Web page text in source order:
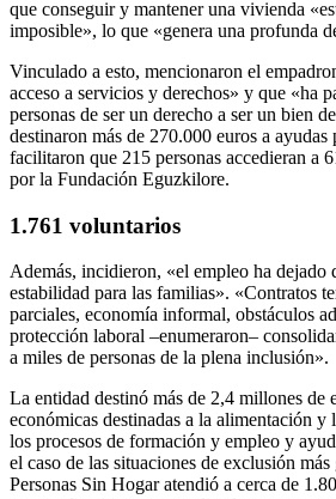
que conseguir y mantener una vivienda
imposible», lo que «genera una profunda
Vinculado a esto, mencionaron el
acceso a servicios y derechos» y que «ha
personas de ser un derecho a ser un bien
destinaron más de 270.000 euros a
facilitaron que 215 personas accedieran a
por la Fundación Eguzkilore.
1.761 voluntarios
Además, incidieron, «el empleo ha dejado
estabilidad para las familias». «Contratos
parciales, economía informal, obstáculos
protección laboral –enumeraron–
a miles de personas de la plena inclusión».
La entidad destinó más de 2,4 millones de
económicas destinadas a la alimentación y
los procesos de formación y empleo y
el caso de las situaciones de exclusión más
Personas Sin Hogar atendió a cerca de